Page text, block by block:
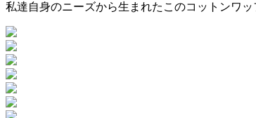
私達自身のニーズから生まれたこのコットンワ